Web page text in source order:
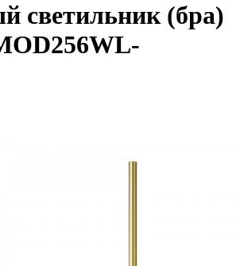
светильник (бра)